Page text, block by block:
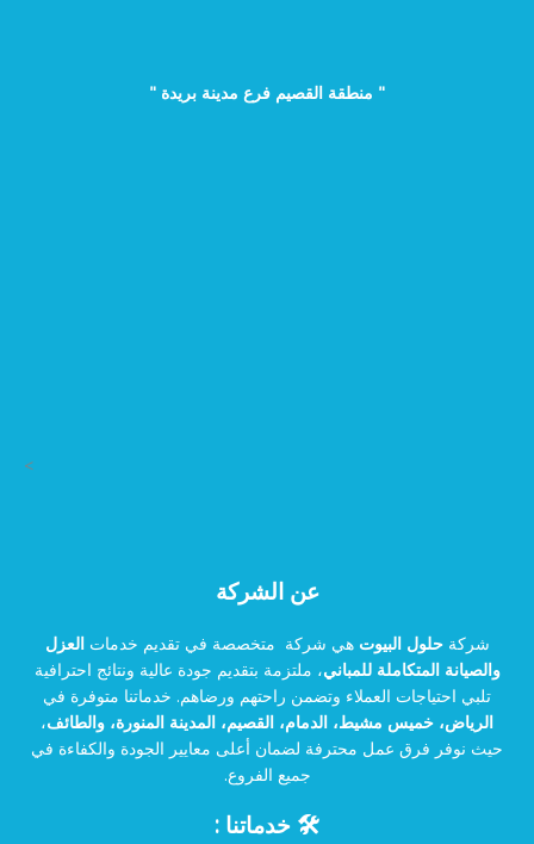
" منطقة القصيم فرع مدينة بريدة "
>
عن الشركة
شركةحلول البيوت هي شركة متخصصة في تقديم خدماتالعزل
والصيانة المتكاملة للمباني، ملتزمة بتقديم جودة عالية ونتائج احترافية
تلبي احتياجات العملاء وتضمن راحتهم ورضاهم. خدماتنا متوفرة في
الرياض، خميس مشيط، الدمام، القصيم، المدينة المنورة، والطائف،
حيث نوفر فرق عمل محترفة لضمان أعلى معايير الجودة والكفاءة في
جميع الفروع.
🛠️ خدماتنا :